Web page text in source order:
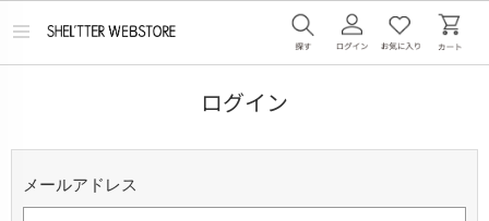
メ
ログイン
メールアドレス